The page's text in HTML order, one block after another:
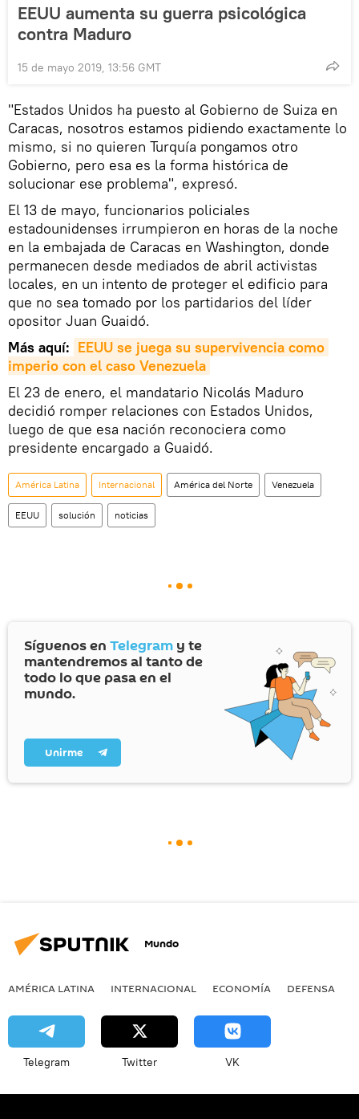
EEUU aumenta su guerra psicológica
contra Maduro
15 de mayo 2019, 13:56 GMT
"Estados Unidos ha puesto al Gobierno de Suiza en
Caracas, nosotros estamos pidiendo exactamente lo
mismo, si no quieren Turquía pongamos otro
Gobierno, pero esa es la forma histórica de
solucionar ese problema", expresó.
El 13 de mayo, funcionarios policiales
estadounidenses irrumpieron en horas de la noche
en la embajada de Caracas en Washington, donde
permanecen desde mediados de abril activistas
locales, en un intento de proteger el edificio para
que no sea tomado por los partidarios del líder
opositor Juan Guaidó.
Más aquí: EEUU se juega su supervivencia como
imperio con el caso Venezuela
El 23 de enero, el mandatario Nicolás Maduro
decidió romper relaciones con Estados Unidos,
luego de que esa nación reconociera como
presidente encargado a Guaidó.
América Latina Internacional América del Norte Venezuela
EEUU solución noticias
Síguenos en Telegram y te
mantendremos al tanto de
todo lo que pasa en el
mundo.
Unirme
Mundo
AMÉRICA LATINA INTERNACIONAL ECONOMÍA DEFENSA
Telegram Twitter VK